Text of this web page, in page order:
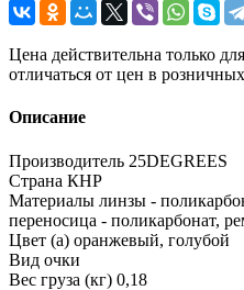
Цена действительна только
отличаться от цен в
Описание
Производитель 25DEGREES
Страна КНР
Материалы линзы -
переносица - поликарбонат,
Цвет (а) оранжевый, голубой
Вид очки
Вес груза (кг) 0,18